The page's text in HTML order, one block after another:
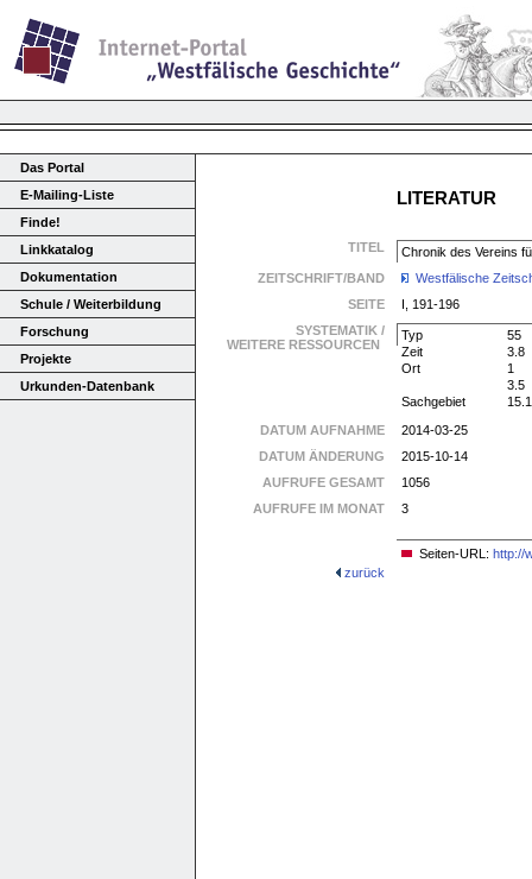
Das Portal
E-Mailing-Liste
Finde!
Linkkatalog
Dokumentation
Schule / Weiterbildung
Forschung
Projekte
Urkunden-Datenbank
LITERATUR
TITEL
Chronik des Vereins
ZEITSCHRIFT/BAND
Westfälische
SEITE
I, 191-196
SYSTEMATIK /
WEITERE RESSOURCEN
Typ
55
Zeit
3.8
Ort
1
3.5
Sachgebiet
DATUM AUFNAHME
2014-03-25
DATUM ÄNDERUNG
2015-10-14
AUFRUFE GESAMT
1056
AUFRUFE IM MONAT
3
Seiten-URL: http://
zurück